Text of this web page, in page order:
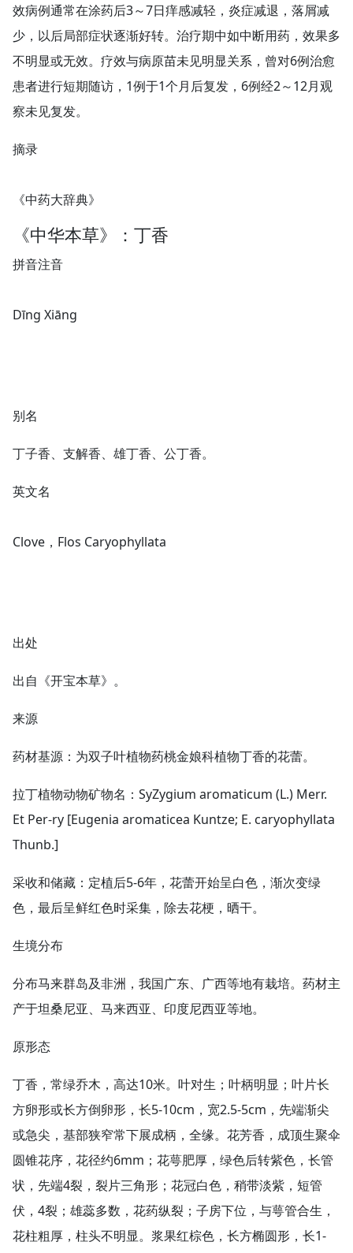
效病例通常在涂药后3～7日痒感减轻，炎症减退，落屑减
少，以后局部症状逐渐好转。治疗期中如中断用药，效果多
不明显或无效。疗效与病原苗未见明显关系，曾对6例治愈
患者进行短期随访，1例于1个月后复发，6例经2～12月观
察未见复发。
摘录
《中药大辞典》
《中华本草》：丁香
拼音注音
Dīnɡ Xiānɡ
别名
丁子香、支解香、雄丁香、公丁香。
英文名
Clove，Flos Caryophyllata
出处
出自《开宝本草》。
来源
药材基源：为双子叶植物药桃金娘科植物丁香的花蕾。
拉丁植物动物矿物名：SyZygium aromaticum (L.) Merr.
Et Per-ry [Eugenia aromaticea Kuntze; E. caryophyllata
Thunb.]
采收和储藏：定植后5-6年，花蕾开始呈白色，渐次变绿
色，最后呈鲜红色时采集，除去花梗，晒干。
生境分布
分布马来群岛及非洲，我国广东、广西等地有栽培。药材主
产于坦桑尼亚、马来西亚、印度尼西亚等地。
原形态
丁香，常绿乔木，高达10米。叶对生；叶柄明显；叶片长
方卵形或长方倒卵形，长5-10cm，宽2.5-5cm，先端渐尖
或急尖，基部狭窄常下展成柄，全缘。花芳香，成顶生聚伞
圆锥花序，花径约6mm；花萼肥厚，绿色后转紫色，长管
状，先端4裂，裂片三角形；花冠白色，稍带淡紫，短管
伏，4裂；雄蕊多数，花药纵裂；子房下位，与萼管合生，
花柱粗厚，柱头不明显。浆果红棕色，长方椭圆形，长1-